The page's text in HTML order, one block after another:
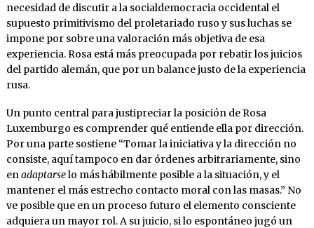
necesidad de discutir a la socialdemocracia occidental el
supuesto primitivismo del proletariado ruso y sus luchas se
impone por sobre una valoración más objetiva de esa
experiencia. Rosa está más preocupada por rebatir los juicios
del partido alemán, que por un balance justo de la experiencia
rusa.
Un punto central para justipreciar la posición de Rosa
Luxemburgo es comprender qué entiende ella por dirección.
Por una parte sostiene “Tomar la iniciativa y la dirección no
consiste, aquí tampoco en dar órdenes arbitrariamente, sino
enadaptarselo más hábilmente posible a la situación, y el
mantener el más estrecho contacto moral con las masas.” No
ve posible que en un proceso futuro el elemento consciente
adquiera un mayor rol. A su juicio, si lo espontáneo jugó un